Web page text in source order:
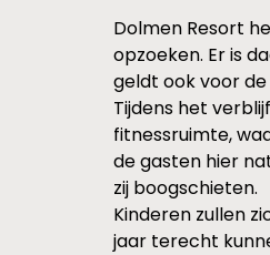
Dolmen Resort
opzoeken. Er is
geldt ook voor
Tijdens het
fitnessruimte,
de gasten hier
zij boogschieten.
Kinderen zullen
jaar terecht